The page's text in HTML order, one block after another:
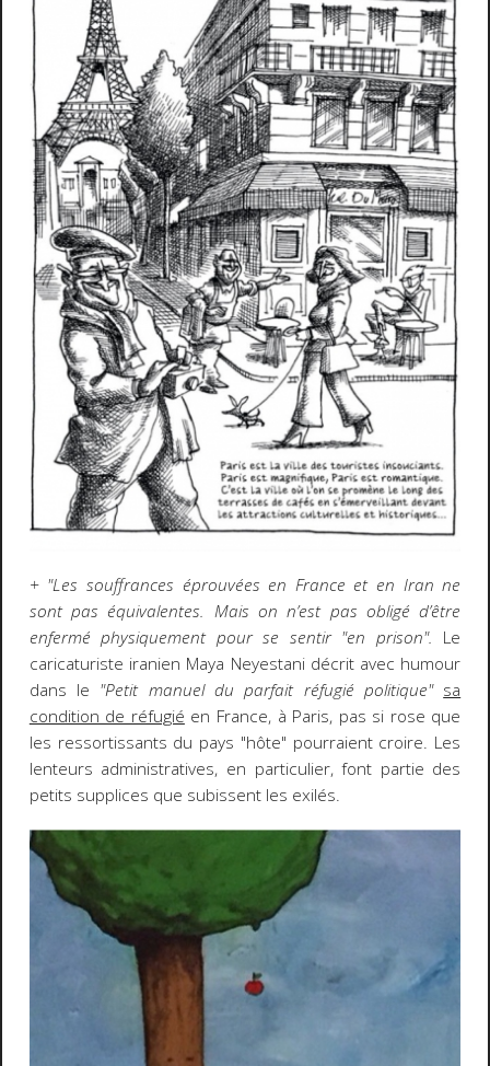
+ "Les souffrances éprouvées en France et en Iran ne
sont pas équivalentes. Mais on n’est pas obligé d’être
enfermé physiquement pour se sentir "en prison". Le
caricaturiste iranien Maya Neyestani décrit avec humour
dans le "Petit manuel du parfait réfugié politique" sa
condition de réfugié en France, à Paris, pas si rose que
les ressortissants du pays "hôte" pourraient croire. Les
lenteurs administratives, en particulier, font partie des
petits supplices que subissent les exilés.